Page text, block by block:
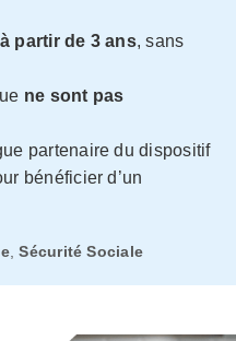
à partir de 3 ans, sans
ne sont pas
partenaire du dispositif
bénéficier d’un
,Sécurité Sociale